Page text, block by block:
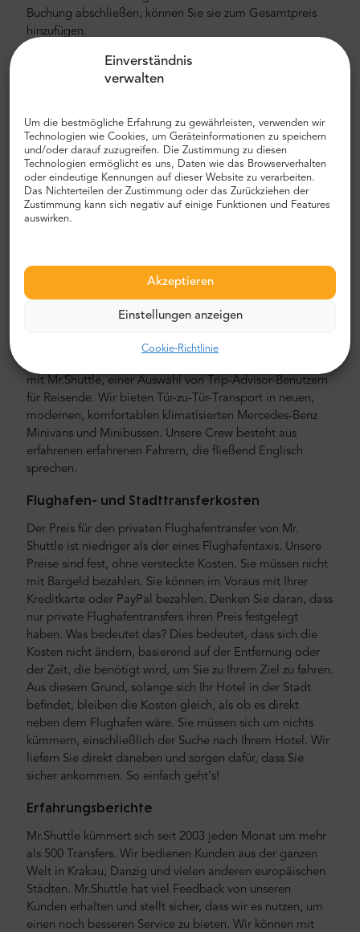
Einverständnis
verwalten
Um die bestmögliche Erfahrung zu gewährleisten, verwenden wir
Technologien wie Cookies, um Geräteinformationen zu speichern
und/oder darauf zuzugreifen. Die Zustimmung zu diesen
Technologien ermöglicht es uns, Daten wie das Browserverhalten
oder eindeutige Kennungen auf dieser Website zu verarbeiten.
Das Nichterteilen der Zustimmung oder das Zurückziehen der
Zustimmung kann sich negativ auf einige Funktionen und Features
auswirken.
Akzeptieren
Einstellungen anzeigen
Cookie-Richtlinie
Buchung abschließen, können Sie sie zum Gesamtpreis
hinzufügen.
Wie weit ist es von Ponta Sol zum Flughafen
Funchal Madeira (FNC)?
entfernt. Die durchschnittliche Autofahrt vom Flughafen in
die Innenstadt dauert etwa 40 Minuten. Eine Busfahrt
dauert etwas länger (50 Minuten). Wir empfehlen Ihnen,
ein Auto und noch besser einen privaten
Flughafentransfer mit MrShuttle zu wählen. Der schnellste,
sicherste und zuverlässigste Weg, um Ihr Hotel zu
Prozess überspringen können, Ihre Route herauszufinden,
durch die Stadt zu navigieren und Ihren Weg zu finden.
Flughafen- und Stadttransfer
Auf der Suche nach einem zuverlässigen und
mit Mr.Shuttle, einer Auswahl von Trip-Advisor-Benutzern
für Reisende. Wir bieten Tür-zu-Tür-Transport in neuen,
modernen, komfortablen klimatisierten Mercedes-Benz
Minivans und Minibussen. Unsere Crew besteht aus
erfahrenen erfahrenen Fahrern, die fließend Englisch
sprechen.
Flughafen- und Stadttransferkosten
Der Preis für den privaten Flughafentransfer von Mr.
Shuttle ist niedriger als der eines Flughafentaxis. Unsere
Preise sind fest, ohne versteckte Kosten. Sie müssen nicht
mit Bargeld bezahlen. Sie können im Voraus mit Ihrer
Kreditkarte oder PayPal bezahlen. Denken Sie daran, dass
nur private Flughafentransfers ihren Preis festgelegt
haben. Was bedeutet das? Dies bedeutet, dass sich die
Kosten nicht ändern, basierend auf der Entfernung oder
der Zeit, die benötigt wird, um Sie zu Ihrem Ziel zu fahren.
Aus diesem Grund, solange sich Ihr Hotel in der Stadt
befindet, bleiben die Kosten gleich, als ob es direkt
neben dem Flughafen wäre. Sie müssen sich um nichts
kümmern, einschließlich der Suche nach Ihrem Hotel. Wir
liefern Sie direkt daneben und sorgen dafür, dass Sie
sicher ankommen. So einfach geht's!
Erfahrungsberichte
Mr.Shuttle kümmert sich seit 2003 jeden Monat um mehr
als 500 Transfers. Wir bedienen Kunden aus der ganzen
Welt in Krakau, Danzig und vielen anderen europäischen
Städten. Mr.Shuttle hat viel Feedback von unseren
Kunden erhalten und stellt sicher, dass wir es nutzen, um
einen noch besseren Service zu bieten. Wir können mit